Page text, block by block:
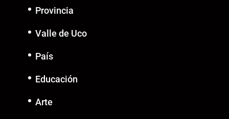
Provincia
Valle de Uco
País
Educación
Arte